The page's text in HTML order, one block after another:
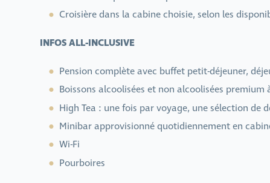
Croisière dans la cabine choisie, selon les
INFOS ALL-INCLUSIVE
Pension complète avec buffet petit-déjeuner,
Boissons alcoolisées et non alcoolisées
High Tea : une fois par voyage, une sélection de
Minibar approvisionné quotidiennement en
Wi-Fi
Pourboires